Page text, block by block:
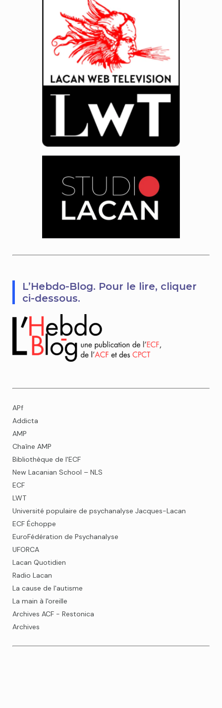
L’Hebdo-Blog. Pour le lire, cliquer
ci-dessous.
APf
Addicta
AMP
Chaîne AMP
Bibliothèque de l'ECF
New Lacanian School – NLS
ECF
LWT
Université populaire de psychanalyse Jacques-Lacan
ECF Échoppe
EuroFédération de Psychanalyse
UFORCA
Lacan Quotidien
Radio Lacan
La cause de l'autisme
La main à l'oreille
Archives ACF - Restonica
Archives